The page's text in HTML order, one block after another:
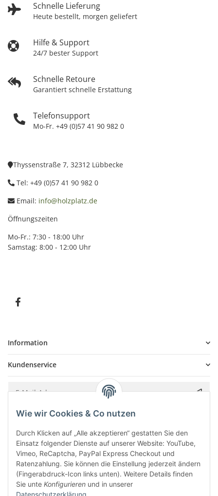
Schnelle Lieferung
Heute bestellt, morgen geliefert
Hilfe & Support
24/7 bester Support
Schnelle Retoure
Garantiert schnelle Erstattung
Telefonsupport
Mo-Fr. +49 (0)57 41 90 982 0
Thyssenstraße 7, 32312 Lübbecke
Tel: +49 (0)57 41 90 982 0
Email: info@holzplatz.de
Öffnungszeiten
Mo-Fr.: 7:30 - 18:00 Uhr
Samstag: 8:00 - 12:00 Uhr
Information
Kundenservice
Bitte senden Sie mir entsprechend IhrerDatenschutzerklärung
Wie wir Cookies & Co nutzen
Durch Klicken auf „Alle akzeptieren“ gestatten Sie den
Einsatz folgender Dienste auf unserer Website: YouTube,
Vimeo, ReCaptcha, PayPal Express Checkout und
Ratenzahlung. Sie können die Einstellung jederzeit ändern
(Fingerabdruck-Icon links unten). Weitere Details finden
Sie unte Konfigurieren und in unserer